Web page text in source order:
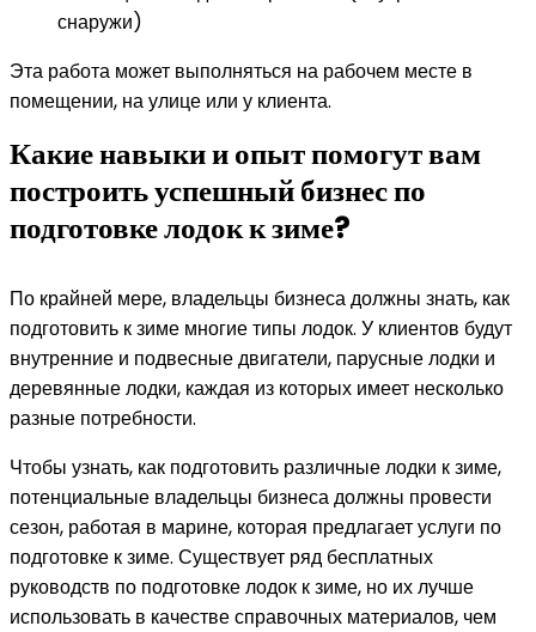
снаружи)
Эта работа может выполняться на рабочем месте в
помещении, на улице или у клиента.
Какие навыки и опыт помогут вам
построить успешный бизнес по
подготовке лодок к зиме?
По крайней мере, владельцы бизнеса должны знать, как
подготовить к зиме многие типы лодок. У клиентов будут
внутренние и подвесные двигатели, парусные лодки и
деревянные лодки, каждая из которых имеет несколько
разные потребности.
Чтобы узнать, как подготовить различные лодки к зиме,
потенциальные владельцы бизнеса должны провести
сезон, работая в марине, которая предлагает услуги по
подготовке к зиме. Существует ряд бесплатных
руководств по подготовке лодок к зиме, но их лучше
использовать в качестве справочных материалов, чем